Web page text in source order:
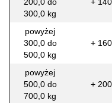
300,0 kg
powyżej
300,0 do
500,0 kg
+
powyżej
500,0 do
700,0 kg
+